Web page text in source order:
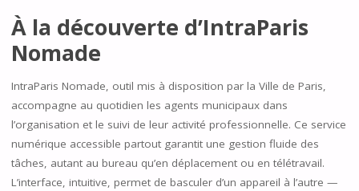
À la découverte d’IntraParis
Nomade
IntraParis Nomade, outil mis à disposition par la Ville de Paris,
accompagne au quotidien les agents municipaux dans
l’organisation et le suivi de leur activité professionnelle. Ce service
numérique accessible partout garantit une gestion fluide des
tâches, autant au bureau qu’en déplacement ou en télétravail.
L’interface, intuitive, permet de basculer d’un appareil à l’autre —